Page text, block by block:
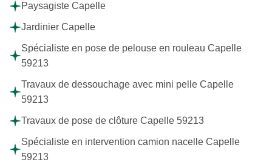
Paysagiste Capelle
Jardinier Capelle
Spécialiste en pose de pelouse en rouleau Capelle
59213
Travaux de dessouchage avec mini pelle Capelle
59213
Travaux de pose de clôture Capelle 59213
Spécialiste en intervention camion nacelle Capelle
59213